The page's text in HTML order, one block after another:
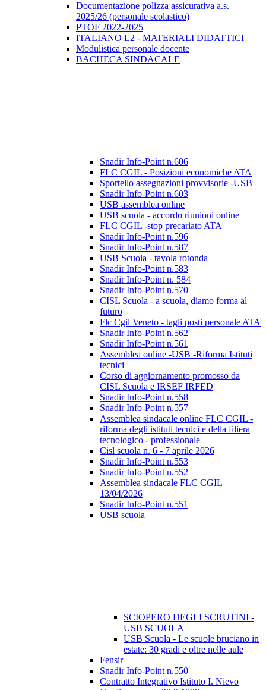
Documentazione polizza assicurativa a.s.
2025/26 (personale scolastico)
PTOF 2022-2025
ITALIANO L2 - MATERIALI DIDATTICI
Modulistica personale docente
BACHECA SINDACALE
Snadir Info-Point n.606
FLC CGIL - Posizioni economiche ATA
Sportello assegnazioni provvisorie -USB
Snadir Info-Point n.603
USB assemblea online
USB scuola - accordo riunioni online
FLC CGIL -stop precariato ATA
Snadir Info-Point n.596
Snadir Info-Point n.587
USB Scuola - tavola rotonda
Snadir Info-Point n.583
Snadir Info-Point n. 584
Snadir Info-Point n.570
CISL Scuola - a scuola, diamo forma al
futuro
Flc Cgil Veneto - tagli posti personale ATA
Snadir Info-Point n.562
Snadir Info-Point n.561
Assemblea online -USB -Riforma Istituti
tecnici
Corso di aggiornamento promosso da
CISL Scuola e IRSEF IRFED
Snadir Info-Point n.558
Snadir Info-Point n.557
Assemblea sindacale online FLC CGIL -
riforma degli istituti tecnici e della filiera
tecnologico - professionale
Cisl scuola n. 6 - 7 aprile 2026
Snadir Info-Point n.553
Snadir Info-Point n.552
Assemblea sindacale FLC CGIL
13/04/2026
Snadir Info-Point n.551
USB scuola
SCIOPERO DEGLI SCRUTINI -
USB SCUOLA
USB Scuola - Le scuole bruciano in
estate: 30 gradi e oltre nelle aule
Fensir
Snadir Info-Point n.550
Contratto Integrativo Istituto I. Nievo